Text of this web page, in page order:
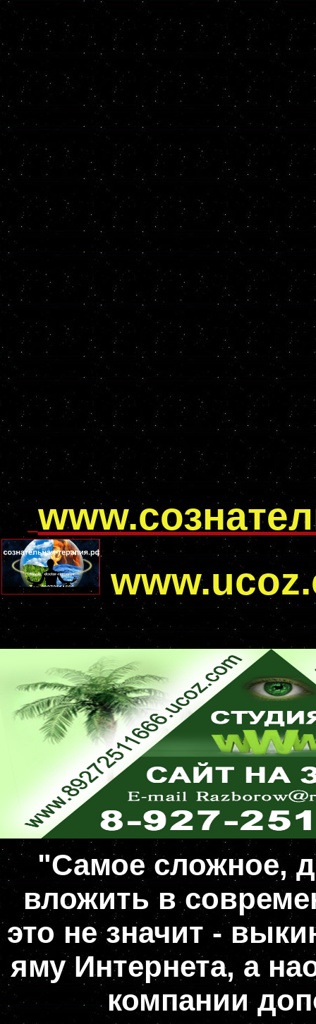
"Самое сложное,
вложить в
это не значит -
яму Интернета, а
компании